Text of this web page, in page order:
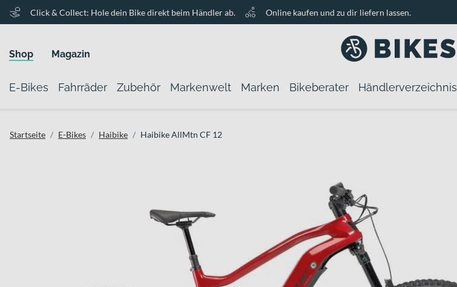
Click & Collect: Hole dein Bike direkt beim Händler ab. Online kaufen und zu dir liefern lassen.
Shop Magazin
E-Bikes Fahrräder Zubehör Markenwelt Marken Bikeberater Händlerverzeichnis
Startseite E-Bikes Haibike Haibike AllMtn CF 12